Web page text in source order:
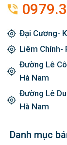
Đại Cương-
Liêm Chính-
Đường Lê
Hà Nam
Đường Lê
Hà Nam
Danh mục